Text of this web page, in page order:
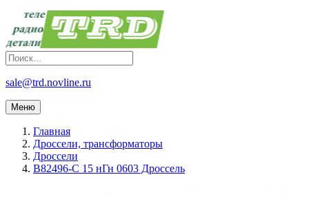
sale@trd.novline.ru
Меню
Главная
Дроссели, трансформаторы
Дроссели
B82496-C 15 нГн 0603 Дроссель